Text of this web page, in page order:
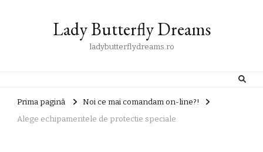
Lady Butterfly Dreams
ladybutterflydreams.ro
Prima pagină
Noi ce mai comandam on-line?!
Alege echipamentele de protectie speciale